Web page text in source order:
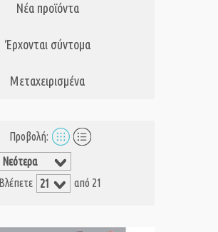
Νέα προϊόντα
Έρχονται σύντομα
Μεταχειρισμένα
Προβολή:
Βλέπετε από 21